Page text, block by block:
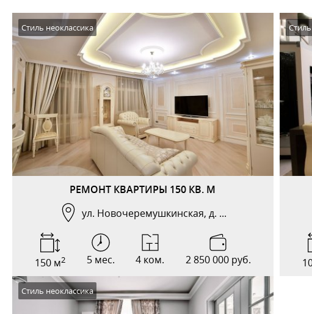
РЕМОНТ КВАРТИРЫ 150 КВ. М
ул. Новочеремушкинская, д. ...
Стиль неоклассика
150 м2 5 мес. 4 ком. 2 850 000 руб.
Стиль неоклассика